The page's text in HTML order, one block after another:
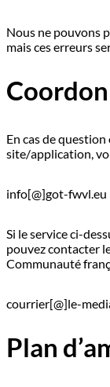
Nous ne pouvons
mais ces erreurs
En cas de
site/application,
info[@]got-fwvl.eu
Si le service ci-
pouvez contacter
Communauté
courrier[@]le-
Plan